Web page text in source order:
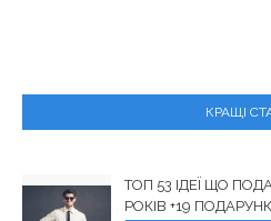
КРАЩІ
ТОП 53 ІДЕЇ ЩО
РОКІВ +19